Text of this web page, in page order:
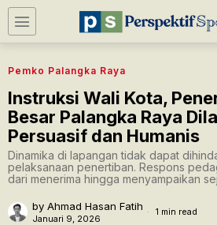
Pemko Palangka Raya
Instruksi Wali Kota,
Besar Palangka Raya
Persuasif dan Humanis
Dinamika di lapangan tidak dapat
pelaksanaan penertiban. Respons
dari menerima hingga menyampaikan
by Ahmad Hasan Fatih
Januari 9, 2026
1 min read